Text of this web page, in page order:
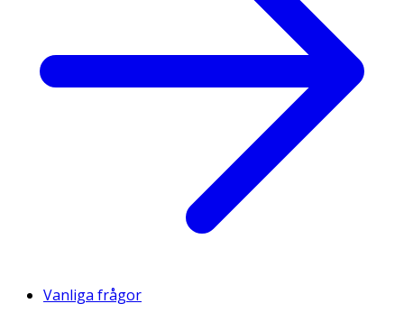
Vanliga frågor